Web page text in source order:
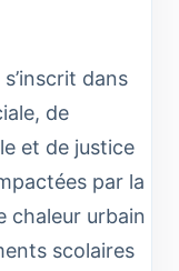
dans
de
et de justice
par la
chaleur urbain
scolaires